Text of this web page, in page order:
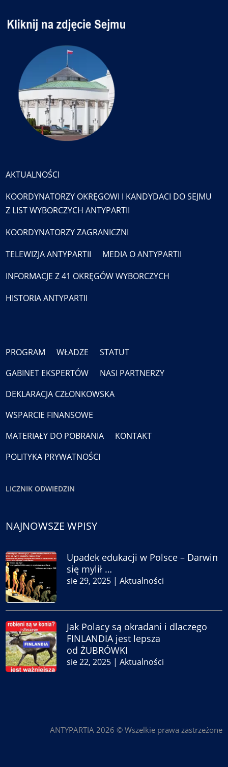
AKTUALNOŚCI
KOORDYNATORZY OKRĘGOWI I KANDYDACI DO SEJMU
Z LIST WYBORCZYCH ANTYPARTII
KOORDYNATORZY ZAGRANICZNI
TELEWIZJA ANTYPARTII
MEDIA O ANTYPARTII
INFORMACJE Z 41 OKRĘGÓW WYBORCZYCH
HISTORIA ANTYPARTII
PROGRAM WŁADZE
STATUT
GABINET EKSPERTÓW
NASI PARTNERZY
DEKLARACJA CZŁONKOWSKA
WSPARCIE FINANSOWE
MATERIAŁY DO POBRANIA
KONTAKT
POLITYKA PRYWATNOŚCI
LICZNIK ODWIEDZIN
NAJNOWSZE WPISY
Upadek edukacji w Polsce – Darwin
się mylił …
sie 29, 2025 |Aktualności
Jak Polacy są okradani i dlaczego
FINLANDIA jest lepsza
od ŻUBRÓWKI
sie 22, 2025 |Aktualności
ANTYPARTIA 2026 © Wszelkie prawa zastrzeżone